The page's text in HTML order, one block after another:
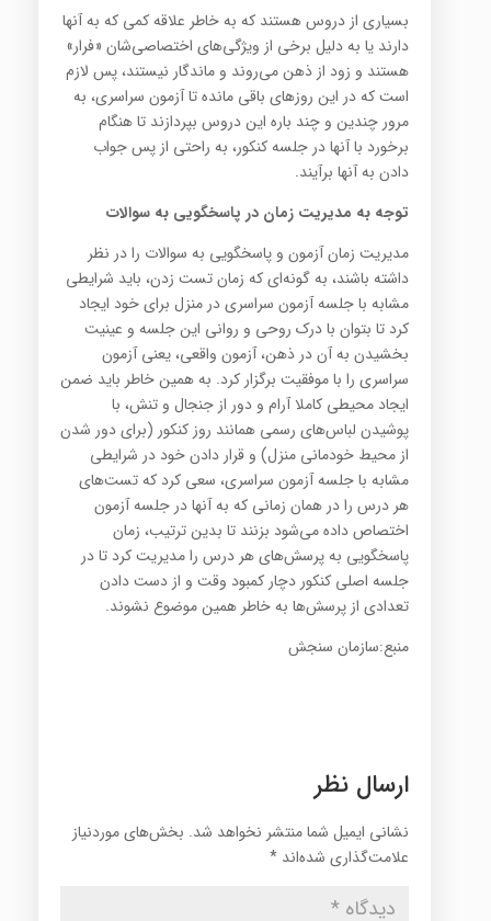
بسیاری از دروس هستند که به خاطر علاقه کمی که به آنها
دارند یا به دلیل برخی از ویژگی‌های اختصاصی‌شان «فرار»
هستند و زود از ذهن می‌روند و ماندگار نیستند، پس لازم
است که در این روزهای باقی مانده تا آزمون سراسری، به
مرور چندین و چند باره این دروس بپردازند تا هنگام
برخورد با آنها در جلسه کنکور، به راحتی از پس جواب
دادن به آنها برآیند.
توجه به مدیریت زمان در پاسخگویی به سوالات
مدیریت زمان آزمون و پاسخگویی به سوالات را در نظر
داشته باشند، به گونه‌ای که زمان تست زدن، باید شرایطی
مشابه با جلسه آزمون سراسری در منزل برای خود ایجاد
کرد تا بتوان با درک روحی و روانی این جلسه و عینیت
بخشیدن به آن در ذهن، آزمون واقعی، یعنی آزمون
سراسری را با موفقیت برگزار کرد. به همین خاطر باید ضمن
ایجاد محیطی کاملا آرام و دور از جنجال و تنش، با
پوشیدن لباس‌های رسمی همانند روز کنکور (برای دور شدن
از محیط خودمانی منزل) و قرار دادن خود در شرایطی
مشابه با جلسه آزمون سراسری، سعی کرد که تست‌های
هر درس را در همان زمانی که به آنها در جلسه آزمون
اختصاص داده می‌شود بزنند تا بدین ترتیب، زمان
پاسخگویی به پرسش‌های هر درس را مدیریت کرد تا در
جلسه اصلی کنکور دچار کمبود وقت و از دست دادن
تعدادی از پرسش‌ها به خاطر همین موضوع نشوند.
منبع:سازمان سنجش
ارسال نظر
نشانی ایمیل شما منتشر نخواهد شد. بخش‌های موردنیاز
علامت‌گذاری شده‌اند *